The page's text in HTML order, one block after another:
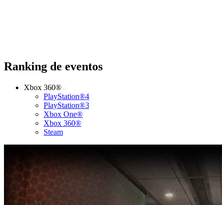
Ranking de eventos
Xbox 360®
PlayStation®4
PlayStation®3
Xbox One®
Xbox 360®
Steam